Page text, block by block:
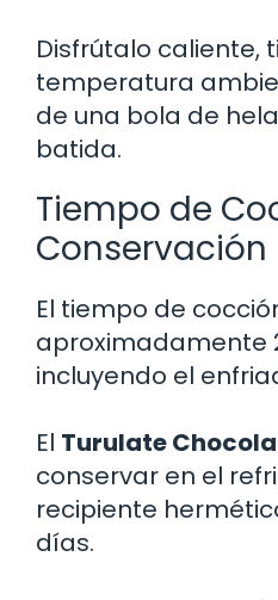
Disfrútalo caliente,
temperatura
de una bola de
batida.
Tiempo de
Conservación
El tiempo de
aproximadamente
incluyendo el
El Turulate
conservar en el
recipiente
días.